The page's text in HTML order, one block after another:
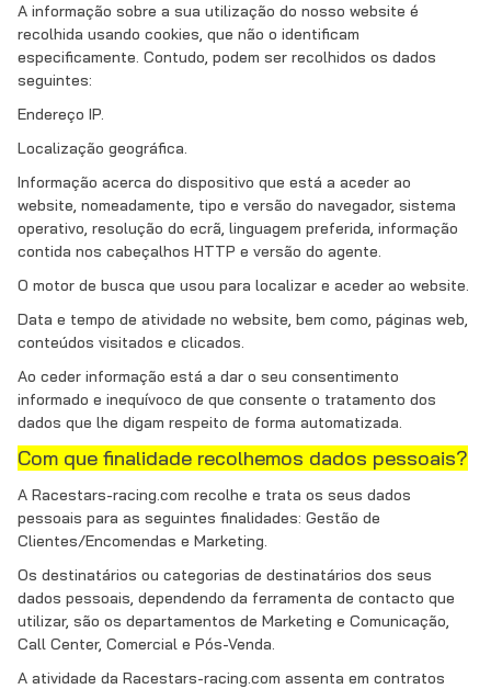
A informação sobre a sua utilização do nosso website é
recolhida usando cookies, que não o identificam
especificamente. Contudo, podem ser recolhidos os dados
seguintes:
Endereço IP.
Localização geográfica.
Informação acerca do dispositivo que está a aceder ao
website, nomeadamente, tipo e versão do navegador, sistema
operativo, resolução do ecrã, linguagem preferida, informação
contida nos cabeçalhos HTTP e versão do agente.
O motor de busca que usou para localizar e aceder ao website.
Data e tempo de atividade no website, bem como, páginas web,
conteúdos visitados e clicados.
Ao ceder informação está a dar o seu consentimento
informado e inequívoco de que consente o tratamento dos
dados que lhe digam respeito de forma automatizada.
Com que finalidade recolhemos dados pessoais?
A Racestars-racing.com recolhe e trata os seus dados
pessoais para as seguintes finalidades: Gestão de
Clientes/Encomendas e Marketing.
Os destinatários ou categorias de destinatários dos seus
dados pessoais, dependendo da ferramenta de contacto que
utilizar, são os departamentos de Marketing e Comunicação,
Call Center, Comercial e Pós-Venda.
A atividade da Racestars-racing.com assenta em contratos